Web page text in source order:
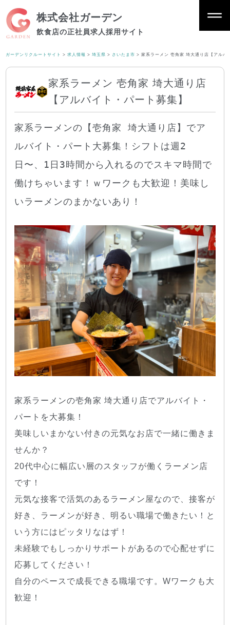
株式会社ガーデン
飲食店の正社員求人採用サイト
ガーデンリクルートサイト >求人情報 >埼玉県 > さいたま市 >家系ラーメン 壱角家 埼大通り店【アルバ
家系ラーメン 壱角家 埼大通り店
【アルバイト・パート募集】
家系ラーメンの【壱角家 埼大通り店】でア
ルバイト・パート大募集！シフトは週2
日〜、1日3時間から入れるのでスキマ時間で
働けちゃいます！ｗワークも大歓迎！美味し
いラーメンのまかないあり！
家系ラーメンの壱角家 埼大通り店でアルバイト・
パートを大募集！
美味しいまかない付きの元気なお店で一緒に働きま
せんか？
20代中心に幅広い層のスタッフが働くラーメン店
です！
元気な接客で活気のあるラーメン屋なので、接客が
好き、ラーメンが好き、明るい職場で働きたい！と
いう方にはピッタリなはず！
未経験でもしっかりサポートがあるので心配せずに
応募してください！
自分のペースで成長できる職場です。Wワークも大
歓迎！